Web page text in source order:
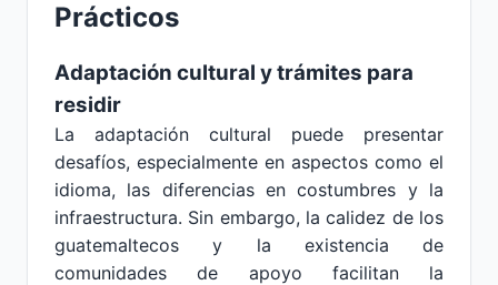
Prácticos
Adaptación cultural y trámites para
residir
La adaptación cultural puede presentar
desafíos, especialmente en aspectos como el
idioma, las diferencias en costumbres y la
infraestructura. Sin embargo, la calidez de los
guatemaltecos y la existencia de
comunidades de apoyo facilitan la